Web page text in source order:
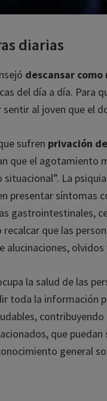
diarias
descansar como
del día a día. Para
sentir al joven que el
sufrenprivación del
que el agotamiento
situacional”. La
presentar síntomas
gastrointestinales,
que las
alucinaciones, olvidos
la salud de las
toda la información
que puedan
general